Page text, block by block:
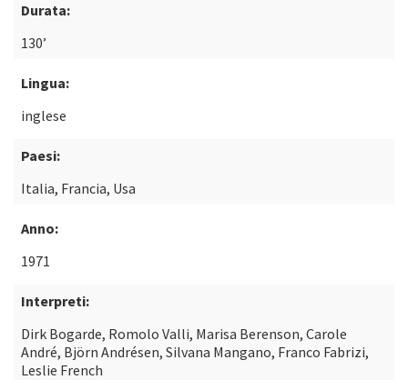
Durata:
130’
Lingua:
inglese
Paesi:
Italia, Francia, Usa
Anno:
1971
Interpreti:
Dirk Bogarde, Romolo Valli, Marisa Berenson, Carole
André, Björn Andrésen, Silvana Mangano, Franco Fabrizi,
Leslie French